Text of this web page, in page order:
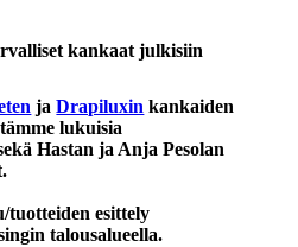
kankaat julkisiin
jaDrapiluxin kankaiden
lukuisia
Hastan ja Anja Pesolan
tuotteiden esittely
talousalueella.